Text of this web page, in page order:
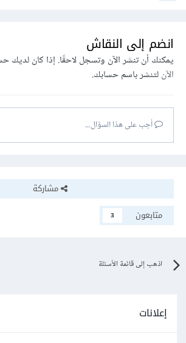
انضم إلى النقاش
يمكنك أن تنشر الآن وتسجل لاحقًا. إذا كان لديك
الآنلتنشر باسم حسابك.
أجب على هذا السؤال...
مشاركة
متابعون
3
اذهب إلى قائمة الأسئلة
إعلانات